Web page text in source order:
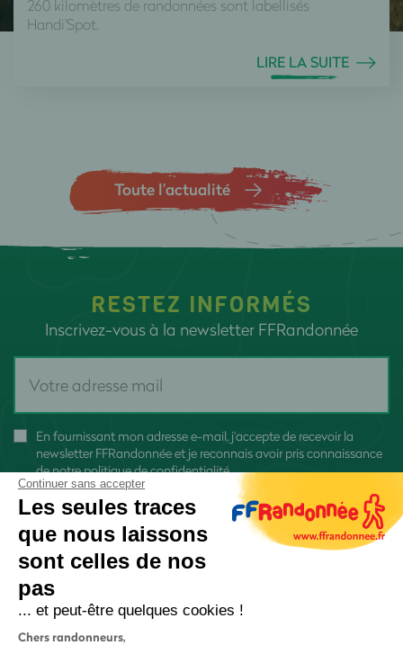
260 kilomètres de randonnées sont labellisés
Handi'Spot.
LIRE LA SUITE
Toute l’actualité
RESTEZ INFORMÉS
Inscrivez-vous à la newsletter FFRandonnée
En fournissant mon adresse e-mail, j'accepte de recevoir la
newsletter FFRandonnée et je reconnais avoir pris connaissance
denotre politique de confidentialité
Continuer sans accepter
Les seules traces
que nous laissons
sont celles de nos
pas
... et peut-être quelques cookies !
Chers randonneurs,